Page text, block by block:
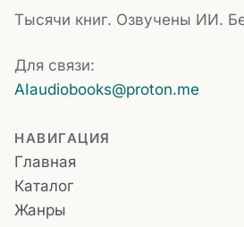
Тысячи книг. Озвучены ИИ.
Для связи:
AIaudiobooks@proton.me
НАВИГАЦИЯ
Главная
Каталог
Жанры